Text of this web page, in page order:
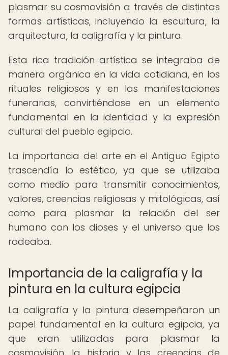
plasmar su cosmovisión a través de distintas
formas artísticas, incluyendo la escultura, la
arquitectura, la caligrafía y la pintura.
Esta rica tradición artística se integraba de
manera orgánica en la vida cotidiana, en los
rituales religiosos y en las manifestaciones
funerarias, convirtiéndose en un elemento
fundamental en la identidad y la expresión
cultural del pueblo egipcio.
La importancia del arte en el Antiguo Egipto
trascendía lo estético, ya que se utilizaba
como medio para transmitir conocimientos,
valores, creencias religiosas y mitológicas, así
como para plasmar la relación del ser
humano con los dioses y el universo que los
rodeaba.
Importancia de la caligrafía y la
pintura en la cultura egipcia
La caligrafía y la pintura desempeñaron un
papel fundamental en la cultura egipcia, ya
que eran utilizadas para plasmar la